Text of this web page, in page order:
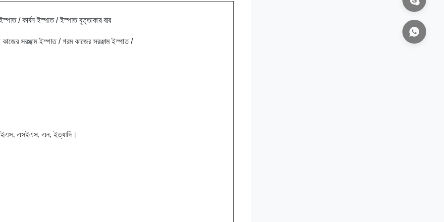
/ কার্বন ইস্পাত / ইস্পাত বৃত্তাকার বার
সরঞ্জাম ইস্পাত / গরম কাজের সরঞ্জাম ইস্পাত /
এসইএস, এন, ইত্যাদি।